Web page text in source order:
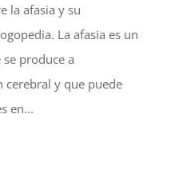
la afasia y su
La afasia es un
produce a
cerebral y que puede
en...